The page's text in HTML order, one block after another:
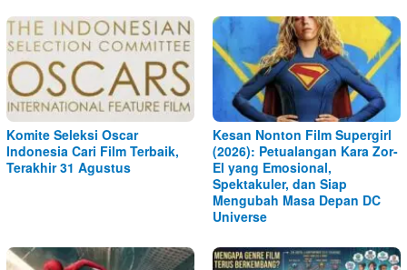
Komite Seleksi Oscar
Indonesia Cari Film Terbaik,
Terakhir 31 Agustus
Kesan Nonton Film Supergirl
(2026): Petualangan Kara Zor-
El yang Emosional,
Spektakuler, dan Siap
Mengubah Masa Depan DC
Universe